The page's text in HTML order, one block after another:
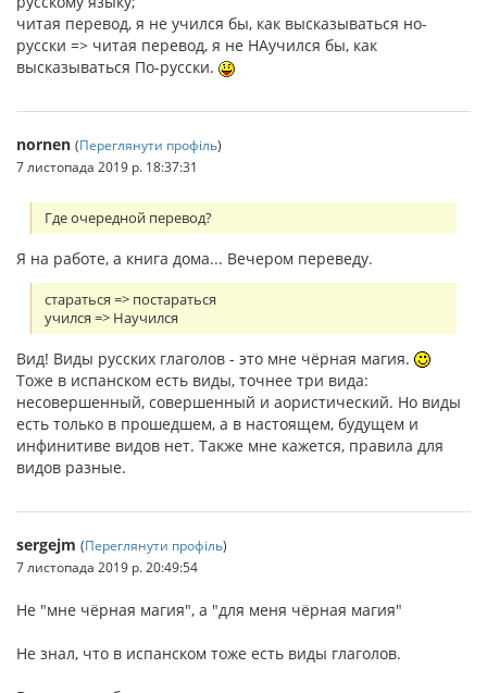
читая перевод, я не учился бы, как высказываться но-
русски => читая перевод, я не НАучился бы, как
высказываться По-русски.
nornen (Переглянути профіль)
7 листопада 2019 р. 18:37:31
Где очередной перевод?
Я на работе, а книга дома... Вечером переведу.
стараться => постараться
учился => Научился
Вид! Виды русских глаголов - это мне чёрная магия.
Тоже в испанском есть виды, точнее три вида:
несовершенный, совершенный и аористический. Но виды
есть только в прошедшем, а в настоящем, будущем и
инфинитиве видов нет. Также мне кажется, правила для
видов разные.
sergejm (Переглянути профіль)
7 листопада 2019 р. 20:49:54
Не "мне чёрная магия", а "для меня чёрная магия"
Не знал, что в испанском тоже есть виды глаголов.